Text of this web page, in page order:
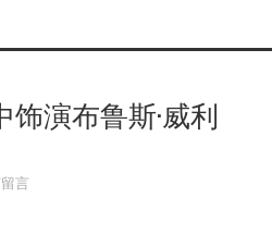
演布鲁斯·威利
言